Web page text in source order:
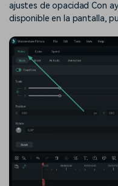
ajustes de opacidad Con
disponible en la pantalla,